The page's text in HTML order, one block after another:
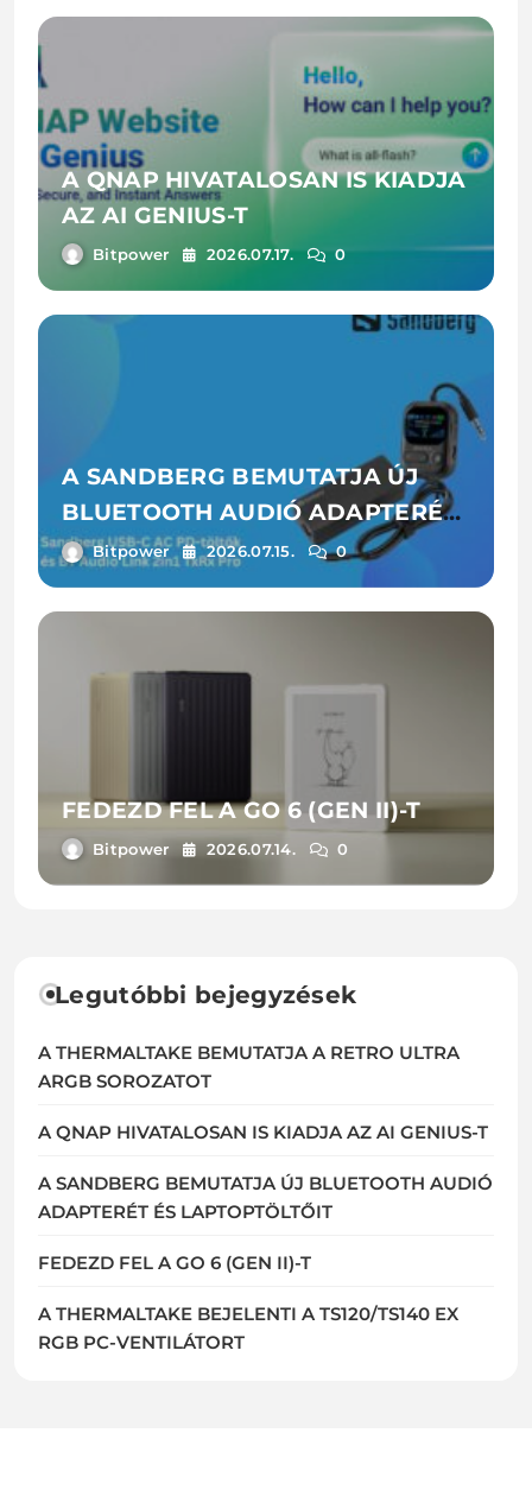
A QNAP HIVATALOSAN IS KIADJA
AZ AI GENIUS-T
Bitpower 2026.07.17. 0
A SANDBERG BEMUTATJA ÚJ
BLUETOOTH AUDIÓ ADAPTERÉT
ÉS LAPTOPTÖLTŐIT
Bitpower 2026.07.15. 0
FEDEZD FEL A GO 6 (GEN II)-T
Bitpower 2026.07.14. 0
Legutóbbi bejegyzések
A THERMALTAKE BEMUTATJA A RETRO ULTRA
ARGB SOROZATOT
A QNAP HIVATALOSAN IS KIADJA AZ AI GENIUS-T
A SANDBERG BEMUTATJA ÚJ BLUETOOTH AUDIÓ
ADAPTERÉT ÉS LAPTOPTÖLTŐIT
FEDEZD FEL A GO 6 (GEN II)-T
A THERMALTAKE BEJELENTI A TS120/TS140 EX
RGB PC-VENTILÁTORT